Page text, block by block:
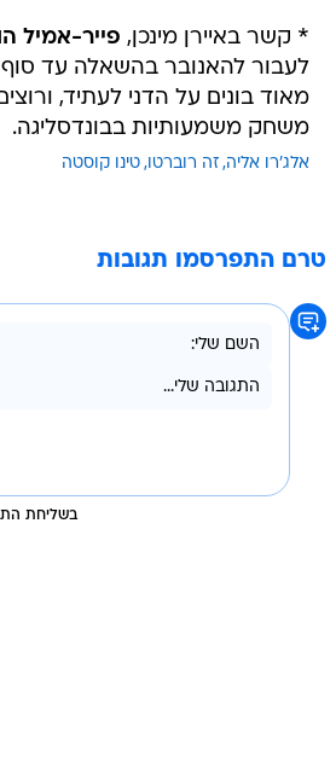
* קשר באיירן מינכן, פייר-אמיל
לעבור להאנובר בהשאלה עד סוף
מאוד בונים על הדני לעתיד,
משחק משמעותיות בבונדסליגה.
אלג'רו אליה זה רוברטו טינו קוסטה
טרם התפרסמו תגובות
בשליחת